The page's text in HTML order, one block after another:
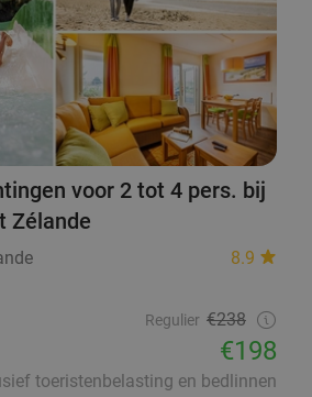
voor 2 tot 4 pers. bij
Zélande
8.9
Regulier €238
€198
toeristenbelasting en bedlinnen